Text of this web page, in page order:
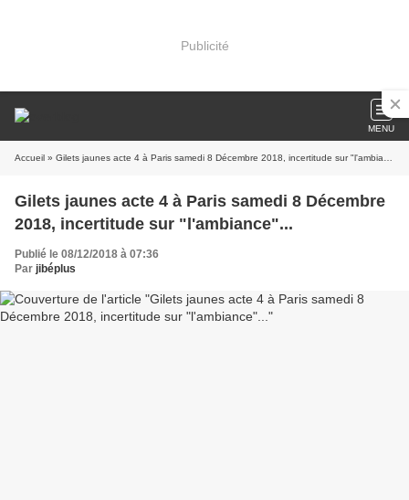
Publicité
MENU
Accueil » Gilets jaunes acte 4 à Paris samedi 8 Décembre 2018, incertitude sur "l'ambiance"...
Gilets jaunes acte 4 à Paris samedi 8 Décembre
2018, incertitude sur "l'ambiance"...
Publié le 08/12/2018 à 07:36
Par jibéplus